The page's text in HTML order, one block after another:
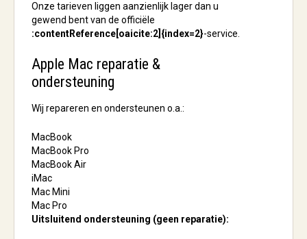
Onze tarieven liggen aanzienlijk lager dan u
gewend bent van de officiële
:contentReference[oaicite:2]{index=2}-service.
Apple Mac reparatie &
ondersteuning
Wij repareren en ondersteunen o.a.:
MacBook
MacBook Pro
MacBook Air
iMac
Mac Mini
Mac Pro
Uitsluitend ondersteuning (geen reparatie):